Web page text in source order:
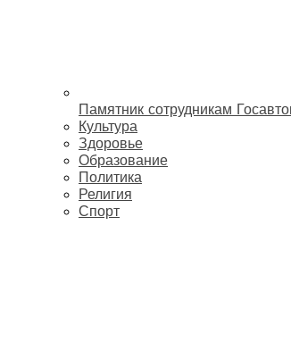
Памятник сотрудникам
Культура
Здоровье
Образование
Политика
Религия
Спорт